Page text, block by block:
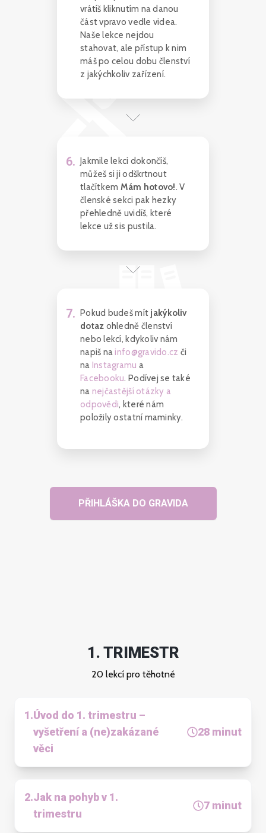
vrátíš kliknutím na danou
část vpravo vedle videa.
Naše lekce nejdou
stahovat, ale přístup k nim
máš po celou dobu členství
z jakýchkoliv zařízení.
6. Jakmile lekci dokončíš,
můžeš si ji odškrtnout
tlačítkem Mám hotovo!. V
členské sekci pak hezky
přehledně uvidíš, které
lekce už sis pustila.
7. Pokud budeš mít jakýkoliv
dotaz ohledně členství
nebo lekcí, kdykoliv nám
napiš nainfo@gravido.cz či
na Instagramu a
Facebooku. Podívej se také
na nejčastější otázky a
odpovědi, které nám
položily ostatní maminky.
PŘIHLÁŠKA DO GRAVIDA
1. TRIMESTR
20 lekcí pro těhotné
1.Úvod do 1. trimestru –
vyšetření a (ne)zakázané
věci
28 minut
2.Jak na pohyb v 1.
trimestru
7 minut